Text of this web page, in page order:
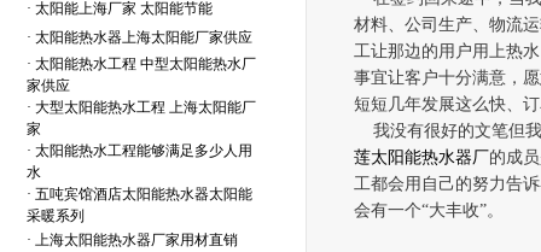
· 太阳能上海厂家 太阳能节能
· 太阳能热水器上海太阳能厂家供应
· 太阳能热水工程 中型太阳能热水厂
家供应
· 大型太阳能热水工程 上海太阳能厂
家
· 太阳能热水工程能够满足多少人用
水
· 五吨宾馆酒店太阳能热水器太阳能
采暖系列
· 上海太阳能热水器厂家用材直销
材料、公司生产、物流
工让那边的用户用上热
事宜让客户十分满意，
短短几年发展这么快、
我没有很好的文笔但
莲太阳能热水器厂的成
工都会用自己的努力告
会有一个“大丰收”。